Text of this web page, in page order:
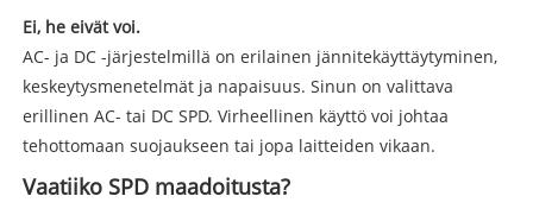
Ei, he eivät voi.
AC- ja DC -järjestelmillä on erilainen jännitekäyttäytyminen,
keskeytysmenetelmät ja napaisuus. Sinun on valittava
erillinen AC- tai DC SPD. Virheellinen käyttö voi johtaa
tehottomaan suojaukseen tai jopa laitteiden vikaan.
Vaatiiko SPD maadoitusta?